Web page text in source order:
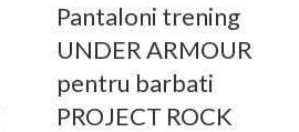
Pantaloni trening
UNDER ARMOUR
pentru barbati
PROJECT ROCK